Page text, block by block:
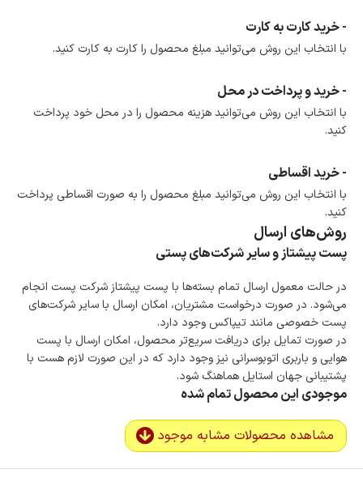
است.
ضمانت اصالت کالا
گارانتی معتبر برای تمامی محصولات ارائه می‌شود.
- خرید کارت به کارت
با انتخاب این روش می‌توانید مبلغ محصول را کارت به کارت کنید.
- خرید و پرداخت در محل
با انتخاب این روش می‌توانید هزینه محصول را در محل خود پرداخت
کنید.
- خرید اقساطی
با انتخاب این روش می‌توانید مبلغ محصول را به صورت اقساطی پرداخت
کنید.
روش‌های ارسال
پست پیشتاز و سایر شرکت‌های پستی
در حالت معمول ارسال تمام بسته‌ها با پست پیشتاز شرکت پست انجام
می‌شود. در صورت درخواست مشتریان، امکان ارسال با سایر شرکت‌های
پست خصوصی مانند تیپاکس وجود دارد.
در صورت تمایل برای دریافت سریع‌تر محصول، امکان ارسال با پست
هوایی و باربری اتوبوسرانی نیز وجود دارد که در این صورت لازم هست با
پشتیبانی جهان استایل هماهنگ شود.
موجودی این محصول تمام شده
مشاهده محصولات مشابه موجود